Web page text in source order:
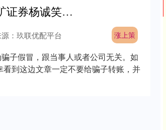
掌尚策 紧急提醒：有人冒充五矿证券杨诚笑荐股，高收益承诺亏损包赔是陷阱，要远离！
涨上策
：玖联优配平台
子假冒，跟当事人或者公司无关。如
到这边文章一定不要给骗子转账，并